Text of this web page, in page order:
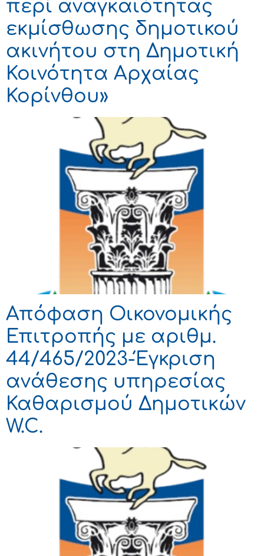
περί αναγκαιότητας
εκμίσθωσης δημοτικού
ακινήτου στη Δημοτική
Κοινότητα Αρχαίας
Κορίνθου»
Απόφαση Οικονομικής
Επιτροπής με αριθμ.
44/465/2023-Έγκριση
ανάθεσης υπηρεσίας
Καθαρισμού Δημοτικών
W.C.